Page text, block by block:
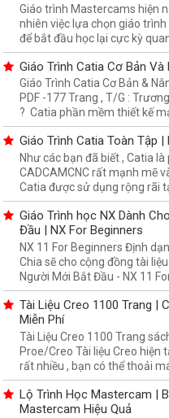
Giáo trình Mastercams hiện
nhiên việc lựa chọn giáo
để bắt đầu học lại cực kỳ quan
Giáo Trình Catia Cơ Bản Và
Giáo Trình Catia Cơ Bản &
PDF -177 Trang , T/G :
? Catia phần mềm thiết kế
Giáo Trình Catia Toàn Tập |
Như các bạn đã biết , Catia
CADCAMCNC rất mạnh mẽ
Catia được sử dụng rộng rãi
Giáo Trình học NX Dành
Đầu | NX For Beginners
NX 11 For Beginners Định
Chia sẽ cho cộng đồng tài
Người Mới Bắt Đầu - NX 11
Tài Liệu Creo 1100 Trang |
Miễn Phí
Tài Liệu Creo 1100 Trang
Proe/Creo Tài liệu Creo hiện
rất nhiều , bạn có thể thoải
Lộ Trình Học Mastercam |
Mastercam Hiệu Quả